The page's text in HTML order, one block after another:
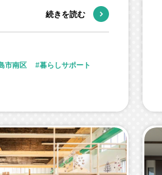
続きを読む
市南区
暮らしサポート